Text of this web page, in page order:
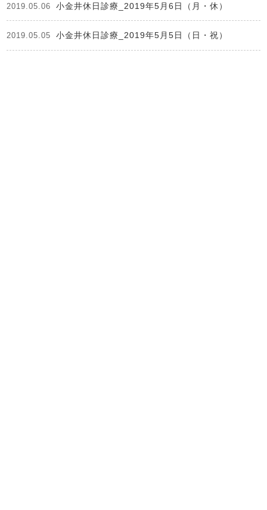
2019.05.06 小金井休日診療_2019年5月6日（月・休）
2019.05.05 小金井休日診療_2019年5月5日（日・祝）